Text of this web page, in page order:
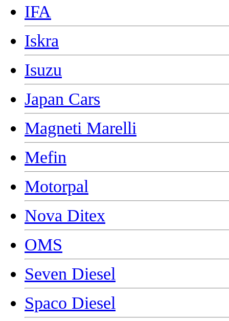
IFA
Iskra
Isuzu
Japan Cars
Magneti Marelli
Mefin
Motorpal
Nova Ditex
OMS
Seven Diesel
Spaco Diesel